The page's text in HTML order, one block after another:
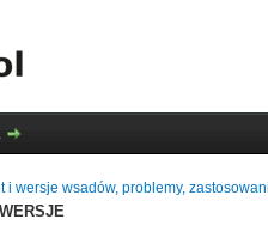
i wersje wsadów, problemy,